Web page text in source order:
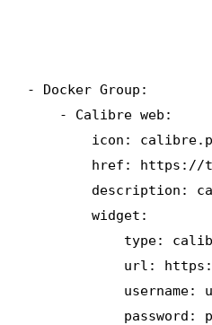
- Docker Group:
    - Calibre web:
icon:
href: https://
description:
widget:
type:
url:
username:
password: